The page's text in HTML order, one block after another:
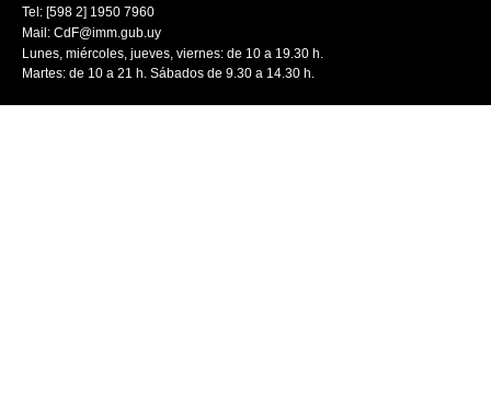
Tel: [598 2] 1950 7960
Mail: CdF@imm.gub.uy
Lunes, miércoles, jueves, viernes: de 10 a 19.30 h.
Martes: de 10 a 21 h. Sábados de 9.30 a 14.30 h.